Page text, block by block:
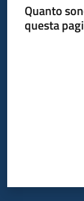
Quanto
questa